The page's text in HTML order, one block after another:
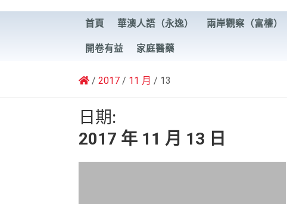
新華澳報
首頁 華澳人語（永逸） 兩岸觀察（富權）
開卷有益 家庭醫藥
2017 11 月 13
日期:
2017 年 11 月 13 日